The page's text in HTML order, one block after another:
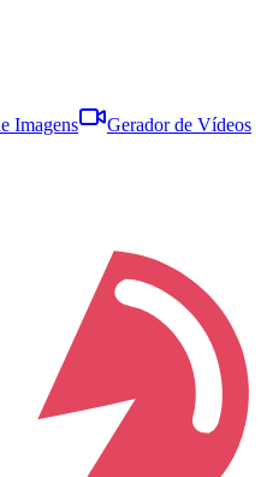
Imagens
Gerador de Vídeos